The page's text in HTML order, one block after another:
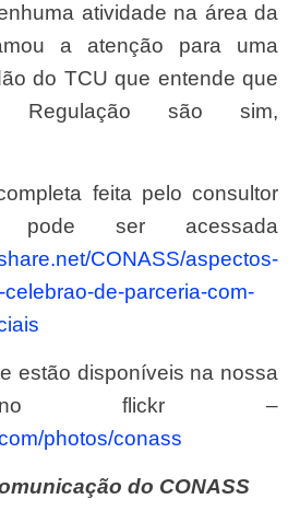
atividade na área da
a atenção para uma
do TCU que entende que
Regulação são sim,
pode ser acessada
CONASS/aspectos-
de-parceria-com-
no flickr –
photos/conass
do CONASS